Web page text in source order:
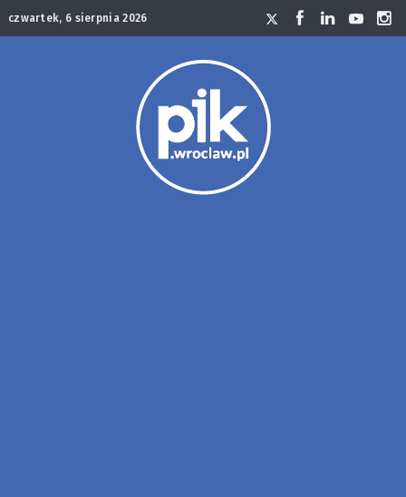
czwartek, 6 sierpnia 2026